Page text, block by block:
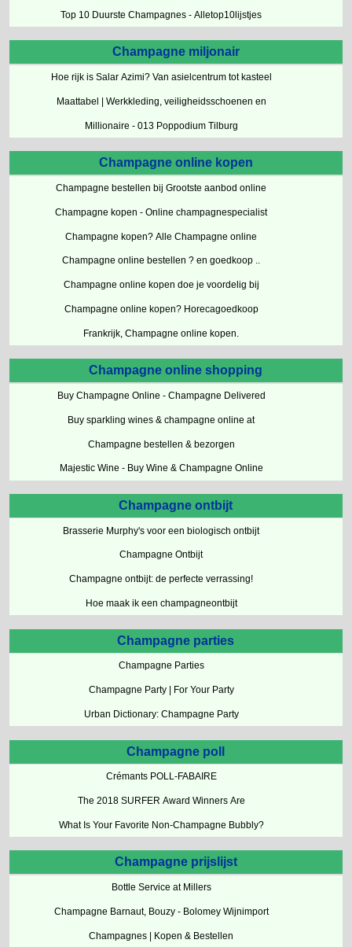
Top 10 Duurste Champagnes - Alletop10lijstjes
Champagne miljonair
Hoe rijk is Salar Azimi? Van asielcentrum tot kasteel
Maattabel | Werkkleding, veiligheidsschoenen en
Millionaire - 013 Poppodium Tilburg
Champagne online kopen
Champagne bestellen bij Grootste aanbod online
Champagne kopen - Online champagnespecialist
Champagne kopen? Alle Champagne online
Champagne online bestellen ? en goedkoop ..
Champagne online kopen doe je voordelig bij
Champagne online kopen? Horecagoedkoop
Frankrijk, Champagne online kopen.
Champagne online shopping
Buy Champagne Online - Champagne Delivered
Buy sparkling wines & champagne online at
Champagne bestellen & bezorgen
Majestic Wine - Buy Wine & Champagne Online
Champagne ontbijt
Brasserie Murphy's voor een biologisch ontbijt
Champagne Ontbijt
Champagne ontbijt: de perfecte verrassing!
Hoe maak ik een champagneontbijt
Champagne parties
Champagne Parties
Champagne Party | For Your Party
Urban Dictionary: Champagne Party
Champagne poll
Crémants POLL-FABAIRE
The 2018 SURFER Award Winners Are
What Is Your Favorite Non-Champagne Bubbly?
Champagne prijslijst
Bottle Service at Millers
Champagne Barnaut, Bouzy - Bolomey Wijnimport
Champagnes | Kopen & Bestellen